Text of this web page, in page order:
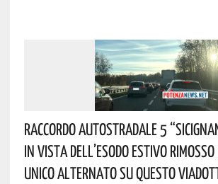
Raccordo Autostradale 5
In Vista Dell’esodo Estivo
Unico Alternato Su Questo